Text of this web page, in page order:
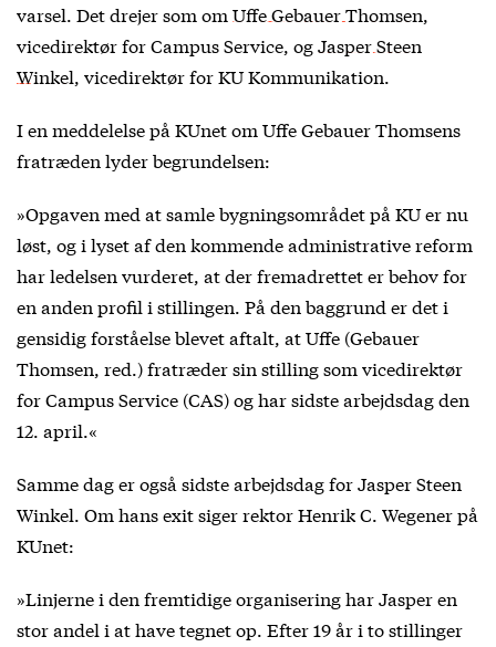
varsel. Det drejer som om Uffe Gebauer Thomsen,
vicedirektør for Campus Service, ogJasper Steen
Winkel, vicedirektør for KU Kommunikation.
I en meddelelse på KUnet om Uffe Gebauer Thomsens
fratræden lyder begrundelsen:
»Opgaven med at samle bygningsområdet på KU er nu
løst, og i lyset af den kommende administrative reform
har ledelsen vurderet, at der fremadrettet er behov for
en anden profil i stillingen. På den baggrund er det i
gensidig forståelse blevet aftalt, at Uffe (Gebauer
Thomsen, red.) fratræder sin stilling som vicedirektør
for Campus Service (CAS) og har sidste arbejdsdag den
12. april.«
Samme dag er også sidste arbejdsdag for Jasper Steen
Winkel. Om hans exit siger rektor Henrik C. Wegener på
KUnet:
»Linjerne i den fremtidige organisering har Jasper en
stor andel i at have tegnet op. Efter 19 år i to stillinger